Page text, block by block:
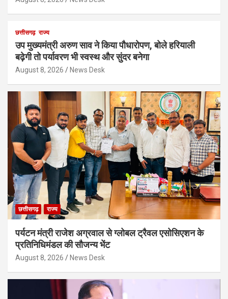
छत्तीसगढ़ राज्य
उप मुख्यमंत्री अरुण साव ने किया पौधारोपण, बोले हरियाली
बढ़ेगी तो पर्यावरण भी स्वस्थ और सुंदर बनेगा
August 8, 2026 News Desk
छत्तीसगढ़ राज्य
पर्यटन मंत्री राजेश अग्रवाल से ग्लोबल ट्रैवल एसोसिएशन के
प्रतिनिधिमंडल की सौजन्य भेंट
August 8, 2026 News Desk